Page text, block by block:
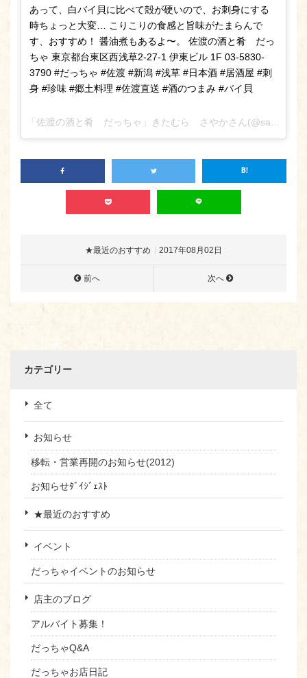
あって、白バイ貝に比べて殻が硬いので、お刺身にする
時ちょっと大変… こりこりの食感と旨味がたまらんで
す、おすすめ！ 醤油煮もあるよ〜。 佐渡の酒と肴 だっ
ちゃ 東京都台東区西浅草2-27-1 伊東ビル 1F 03-5830-
3790 #だっちゃ #佐渡 #新潟 #浅草 #日本酒 #居酒屋 #刺
身 #珍味 #郷土料理 #佐渡直送 #酒のつまみ #バイ貝
★最近のおすすめ 2017年08月02日
前へ 次へ
カテゴリー
全て
お知らせ
移転・営業再開のお知らせ(2012)
お知らせﾀﾞｲｼﾞｪｽﾄ
★最近のおすすめ
イベント
だっちゃイベントのお知らせ
店主のブログ
アルバイト募集！
だっちゃQ&A
だっちゃお店日記